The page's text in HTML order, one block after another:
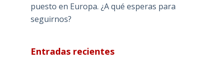
puesto en Europa. ¿A qué esperas para
seguirnos?
Entradas recientes